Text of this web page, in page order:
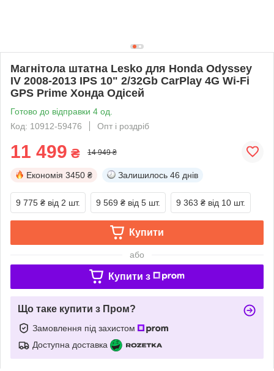
Магнітола штатна Lesko для Honda Odyssey
IV 2008-2013 IPS 10" 2/32Gb CarPlay 4G Wi-Fi
GPS Prime Хонда Одісей
Готово до відправки 4 од.
Код: 10912-59476
Опт і роздріб
11 499 ₴ 14 949 ₴
Економія 3450 ₴ Залишилось 46 днів
9 775 ₴ від 2 шт. 9 569 ₴ від 5 шт. 9 363 ₴ від 10 шт.
Купити
або
Купити з
Що таке купити з Пром?
Замовлення під захистом
Доступна доставка